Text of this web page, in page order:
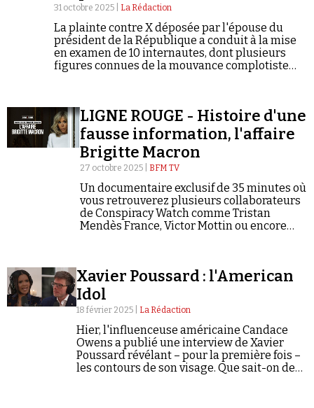
31 octobre 2025 | La Rédaction
La plainte contre X déposée par l'épouse du
président de la République a conduit à la mise
en examen de 10 internautes, dont plusieurs
figures connues de la mouvance complotiste
LIGNE ROUGE - Histoire d'une
fausse information, l'affaire
Brigitte Macron
27 octobre 2025 | BFM TV
Un documentaire exclusif de 35 minutes où
vous retrouverez plusieurs collaborateurs
de Conspiracy Watch comme Tristan
Mendès France, Victor Mottin ou encore
Xavier Poussard : l'American
Idol
18 février 2025 | La Rédaction
Hier, l'influenceuse américaine Candace
Owens a publié une interview de Xavier
Poussard révélant – pour la première fois –
les contours de son visage. Que sait-on de